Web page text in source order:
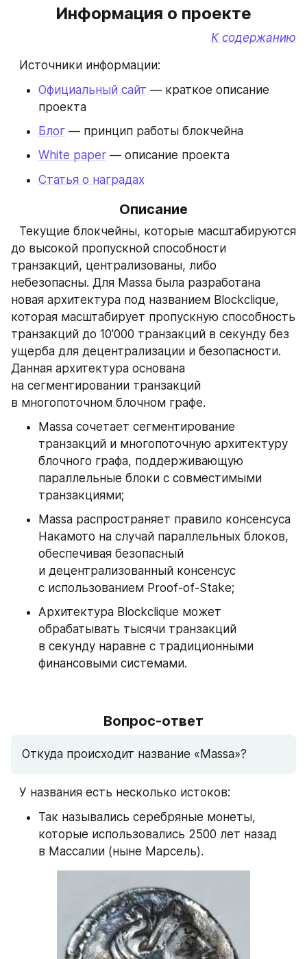
Информация о проекте
К содержанию
⠀Источники информации:
Официальный сайт — краткое описание
проекта
Блог — принцип работы блокчейна
White paper — описание проекта
Статья о наградах
Описание
⠀Текущие блокчейны, которые масштабируются
до высокой пропускной способности
транзакций, централизованы, либо
небезопасны. Для Massa была разработана
новая архитектура под названием Blockclique,
которая масштабирует пропускную способность
транзакций до 10'000 транзакций в секунду без
ущерба для децентрализации и безопасности.
Данная архитектура основана
на сегментировании транзакций
в многопоточном блочном графе.
Massa сочетает сегментирование
транзакций и многопоточную архитектуру
блочного графа, поддерживающую
параллельные блоки с совместимыми
транзакциями;
Massa распространяет правило консенсуса
Накамото на случай параллельных блоков,
обеспечивая безопасный
и децентрализованный консенсус
с использованием Proof-of-Stake;
Архитектура Blockclique может
обрабатывать тысячи транзакций
в секунду наравне с традиционными
финансовыми системами.
Вопрос-ответ
Откуда происходит название «Massa»?
⠀У названия есть несколько истоков:
Так назывались серебряные монеты,
которые использовались 2500 лет назад
в Массалии (ныне Марсель).